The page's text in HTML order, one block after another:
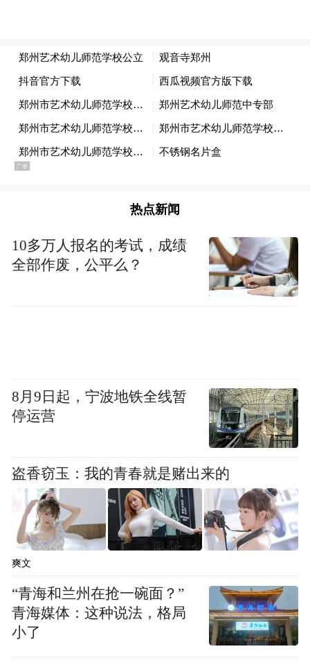
校办学现状、教学推进情况及发展需求。双
方围绕教学改革、特色课程建设、师生培
养、帮扶重点等内容深入交流，共商协作举
措，为后续精准帮扶、携手共进奠定基础。
座谈会后，非遗扎染特色送课活动正式开
来一堂生动有趣的扎染体验课，带领同学们
沉浸式感受传统非遗的魅力。课堂上，赵晨
细致讲解工具使用、布料折叠、绑扎技巧等
关键步骤，强调 “扎结留白的巧思，造就每一
学设施、校园文化建设等情况，与师生亲切
交流，全面了解学校办学实际与发展痛点，
为后续优化帮扶方案、提供精准支持收集了
翔实信息。
此次扎染课程交流，充分践行 “以美育人、以
文化人” 理念。马进伟表示，希望双方在教学
教研、校园管理、文化建设等多领域加强往
学与育人水平。
此次活动，既是一次校际教育经验的深度交
热点新闻
10多万人报名的考试，成绩
全部作废，公平么？
8月9日起，宁波地铁全线暂
停运营
盗香窃玉：我的青春就是赌出来的
爽文
“青海和兰州在抢一碗面？”
青海媒体：这种说法，格局
小了